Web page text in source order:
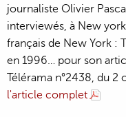
journaliste Olivier
interviewés, à New
français de New York :
en 1996… pour son
Télérama n°2438, du 2
l'article complet